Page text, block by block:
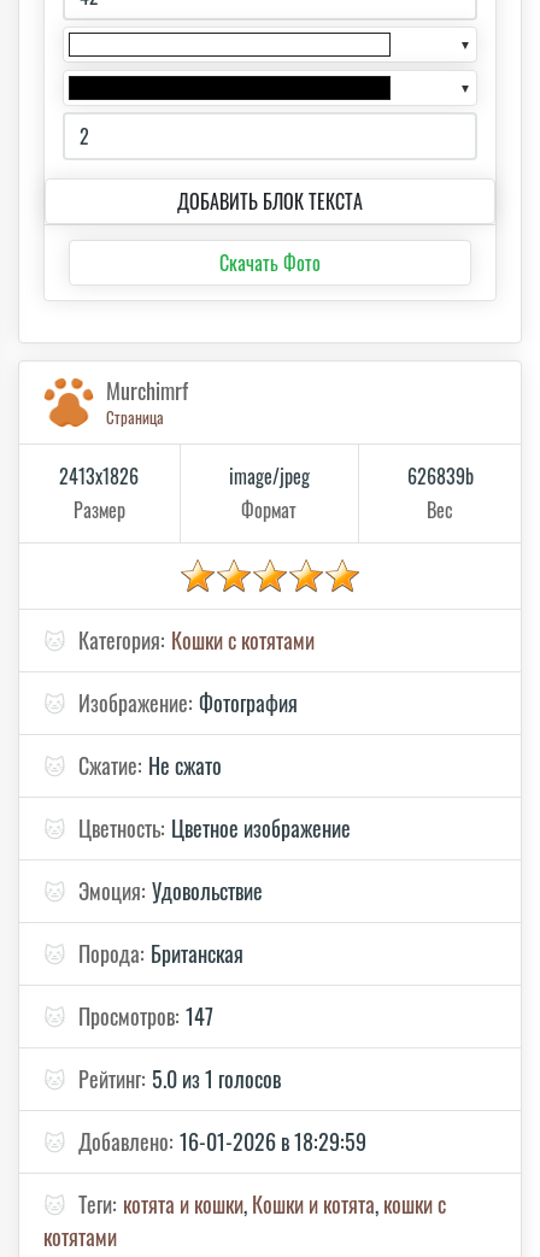
▼
▼
ДОБАВИТЬ БЛОК ТЕКСТА
Скачать Фото
Murchimrf
Страница
2413x1826
Размер
image/jpeg
Формат
626839b
Вес
🐱 Категория: Кошки с котятами
🐱 Изображение: Фотография
🐱 Сжатие: Не сжато
🐱 Цветность: Цветное изображение
🐱 Эмоция: Удовольствие
🐱 Порода: Британская
🐱 Просмотров: 147
🐱 Рейтинг: 5.0 из 1 голосов
🐱 Добавлено: 16-01-2026 в 18:29:59
🐱 Теги: котята и кошки,Кошки и котята,кошки с
котятами